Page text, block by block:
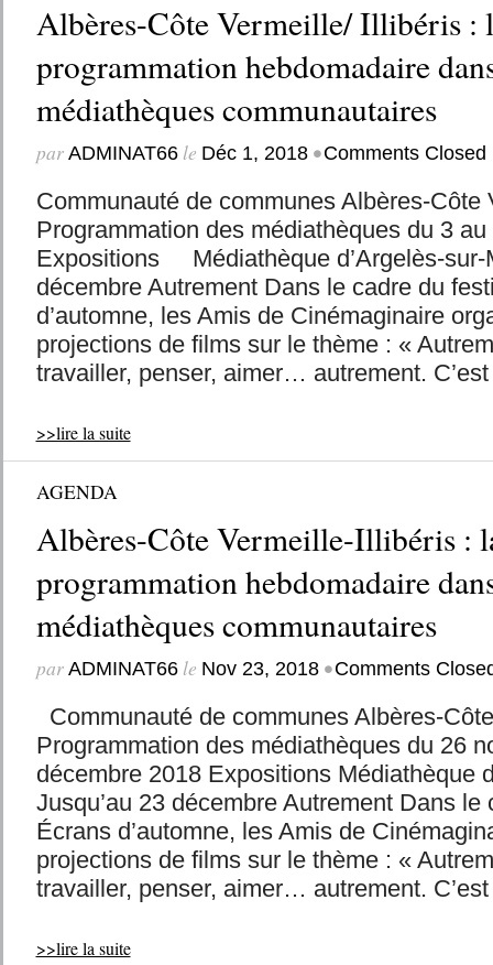
Albères-Côte Vermeille/ Illibéris :
programmation hebdomadaire
médiathèques communautaires
par ADMINAT66le Déc 1, 2018 •Comments Closed
Communauté de communes Albères-Côte
Programmation des médiathèques du 3
Expositions Médiathèque d’Argelès-sur-
décembre Autrement Dans le cadre du
d’automne, les Amis de Cinémaginaire
projections de films sur le thème : «
travailler, penser, aimer… autrement.
>>lire la suite
AGENDA
Albères-Côte Vermeille-Illibéris :
programmation hebdomadaire
médiathèques communautaires
par ADMINAT66le Nov 23, 2018 •Comments
Communauté de communes Albères-
Programmation des médiathèques du 26
décembre 2018 Expositions Médiathèque
Jusqu’au 23 décembre Autrement Dans le
Écrans d’automne, les Amis de
projections de films sur le thème : «
travailler, penser, aimer… autrement.
>>lire la suite